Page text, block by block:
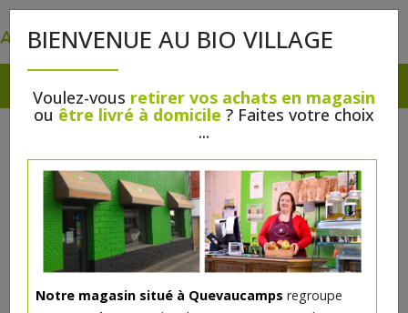
BIENVENUE AU BIO VILLAGE
Voulez-vous retirer vos achats en magasin
ou être livré à domicile ? Faites votre choix
...
Notre magasin situé à Quevaucamps regroupe
BBQ DE VIANDES
ARTISANALES !!!